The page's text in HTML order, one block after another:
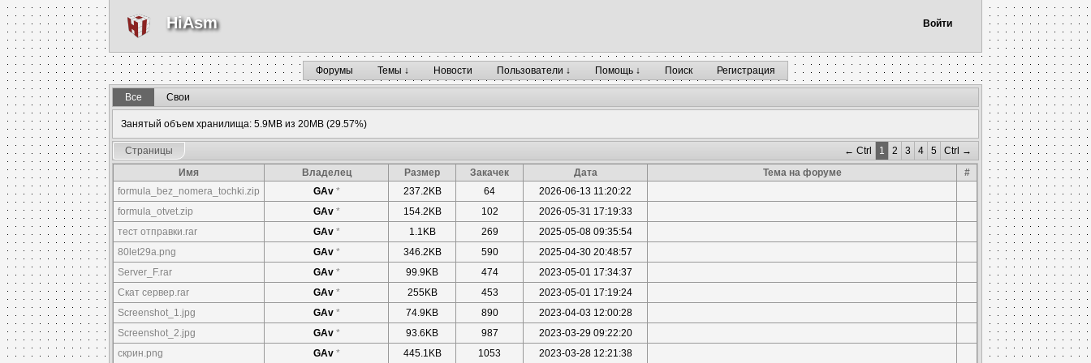
HiAsm Войти
Форумы Темы ↓ Новости Пользователи ↓ Помощь ↓ Поиск Регистрация
Все Свои
Занятый объем хранилища: 5.9MB из 20MB (29.57%)
Страницы ← Ctrl 1 2 3 4 5
Ctrl →
Имя
Владелец Размер Закачек Дата Тема на форуме
#
formula_bez_nomera_tochki.zip
GAv * 237.2KB 64
2026-06-13 11:20:22
formula_otvet.zip
GAv * 154.2KB 102
2026-05-31 17:19:33
тест отправки.rar
GAv * 1.1KB 269
2025-05-08 09:35:54
80let29a.png
GAv * 346.2KB 590
2025-04-30 20:48:57
Server_F.rar
GAv * 99.9KB 474
2023-05-01 17:34:37
Скат сервер.rar
GAv * 255KB 453
2023-05-01 17:19:24
Screenshot_1.jpg
GAv * 74.9KB 890
2023-04-03 12:00:28
Screenshot_2.jpg
GAv * 93.6KB 987
2023-03-29 09:22:20
скрин.png
GAv * 445.1KB 1053 2023-03-28 12:21:38